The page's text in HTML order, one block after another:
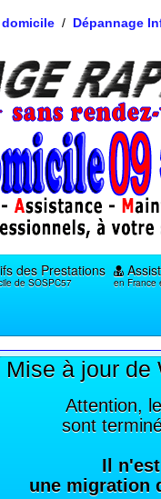
Dépannage
des Prestations
de SOSPC57 en France
Mise à jour de
Attention,
sont
Il
une migration